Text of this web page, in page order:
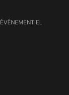
ÉVÉNEMENTIEL